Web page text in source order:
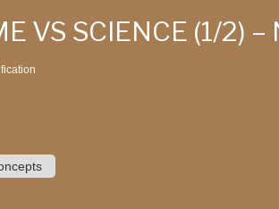
VS SCIENCE (1/2)